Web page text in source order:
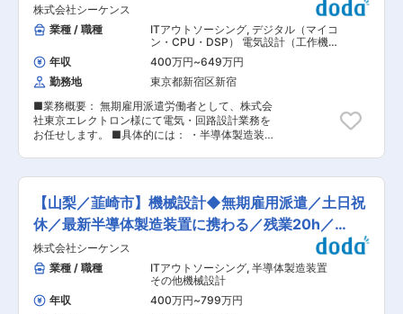
部門へチャレンジ可能です。制度を通じて様々な
スキルを身に着けることが出来る環境です。 ■組
織体系： ご入社して頂いた方には、先輩社員につ
いて少しずつ業務を習得頂き、顧客の引き継を行
います。経験豊富な営業担当からのフォロー体制
がございますので業界未経験の方もご安心下さ
い。 ■働く環境： 残業時間は月平均10〜20時間
ほどです。また、完全週休2日制でフレックスタ
イム制も導入しておりますので、働きやすい職場
環境です。 ■当社について： 2014年7月、三井
設立されました。特に当社の強みとなる薄肉鋳造
技術によって、現在は放熱用途のLEDヘッドラン
獲得しています。 変更の範囲：会社の定める業務
ト装置間の配線作業、装置、ユニットの基本パラ
メータの設定 ※製造実務:管理業務=9：1を想定
【変更の範囲：会社の定める業務※業務の都合に
よっては会社外の職務に従事するため出向又は転
属を命じることがあります。】 ■業務のやりが
い： ・社会の重要な場面で使用されている高精度
の X線分析装置の生産に携わって頂けます。 ・特
にPNPでは半導体市場向けのX線分析装置を生産
しており、世界有数の半導体メーカー向けの装置
の組立と検査に参加出来ます。 ・小型部品の組立
は無いのですが、配線手順や各種作業のノウハウ
来ます。 【入社後スケジュール】 入社後約1.5か
月の、弊社大阪工場（大阪府高槻市赤大路町14‐
8）にて製造実習を行います。 ※スキル・家庭都
合等を踏まえ応相談。 ＜実習内容＞ ・作業指図
書を使用し、組立配線をOJTで指導 ・測定試料の
測定検査について、パソコン(PC)で測定条件を作
成する操作をOJT指導 ・安全衛生教育、X線取扱
いの基礎教育、分析装置に必用な基礎知識（社内
日祝休
株式会社シーケンス
業種 / 職種
ITアウトソーシング, デジタル（マイコ
ン・CPU・DSP） 電気設計（工作機
械・装置・設備・制御盤など）
年収 400万円~649万円
勤務地
東京都新宿区新宿
■業務概要： 無期雇用派遣労働者として、株式会
社東京エレクトロン様にて電気・回路設計業務を
お任せします。 ■具体的には： ・半導体製造装
設計 ・開発物の組み立て、評価 ■業務の特徴：
・電気回路や電子回路の簡易設計で補助の業務対
応も可能です。 ・電気回路のハーネス図面作成と
図面修正など、経験に応じて電子回路設計にチャ
レンジいただくことも可能です。 ■勤務先につい
て： ＜半導体製造装置の国内売上トップクラスの
環境にて、最新の半導体製造装置の設計に携わる
ことができます＞ ・勤務先企業名：株式会社東京
エレクトロン ・事業内容：半導体製造装置事業
■当社について： 当社は、コンピュータシステム
【山梨／韮崎市】機械設計◆無期雇用派遣／土日祝
休／最新半導体製造装置に携わる／残業20h／
3DCAD
株式会社シーケンス
業種 / 職種
ITアウトソーシング, 半導体製造装置
その他機械設計
年収
400万円~799万円